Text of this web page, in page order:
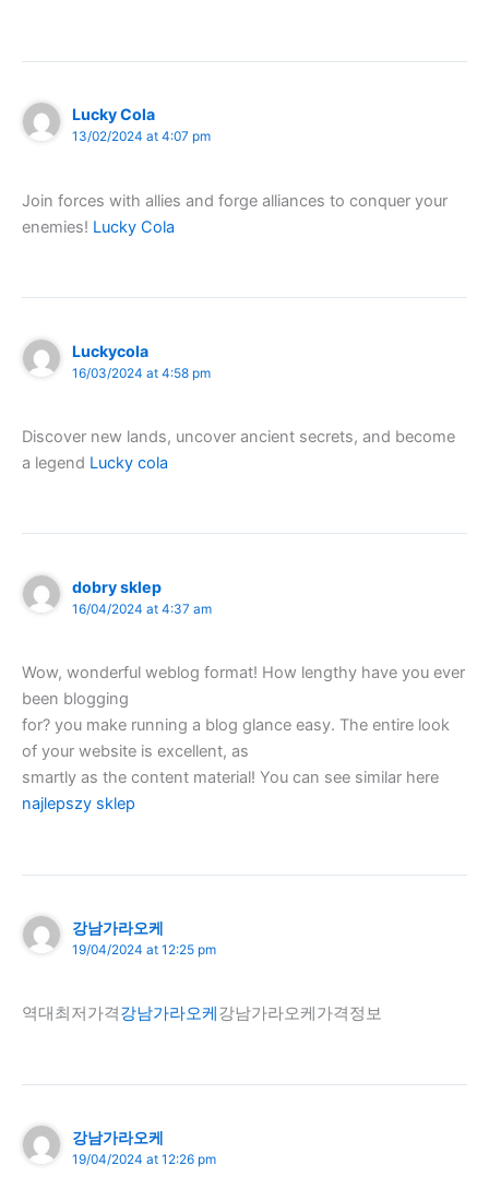
Lucky Cola
13/02/2024 at 4:07 pm
Join forces with allies and forge alliances to conquer your
enemies! Lucky Cola
Luckycola
16/03/2024 at 4:58 pm
Discover new lands, uncover ancient secrets, and become
a legend Lucky cola
dobry sklep
16/04/2024 at 4:37 am
Wow, wonderful weblog format! How lengthy have you ever
been blogging
for? you make running a blog glance easy. The entire look
of your website is excellent, as
smartly as the content material! You can see similar here
najlepszy sklep
강남가라오케
19/04/2024 at 12:25 pm
역대최저가격강남가라오케 강남가라오케가격정보
강남가라오케
19/04/2024 at 12:26 pm